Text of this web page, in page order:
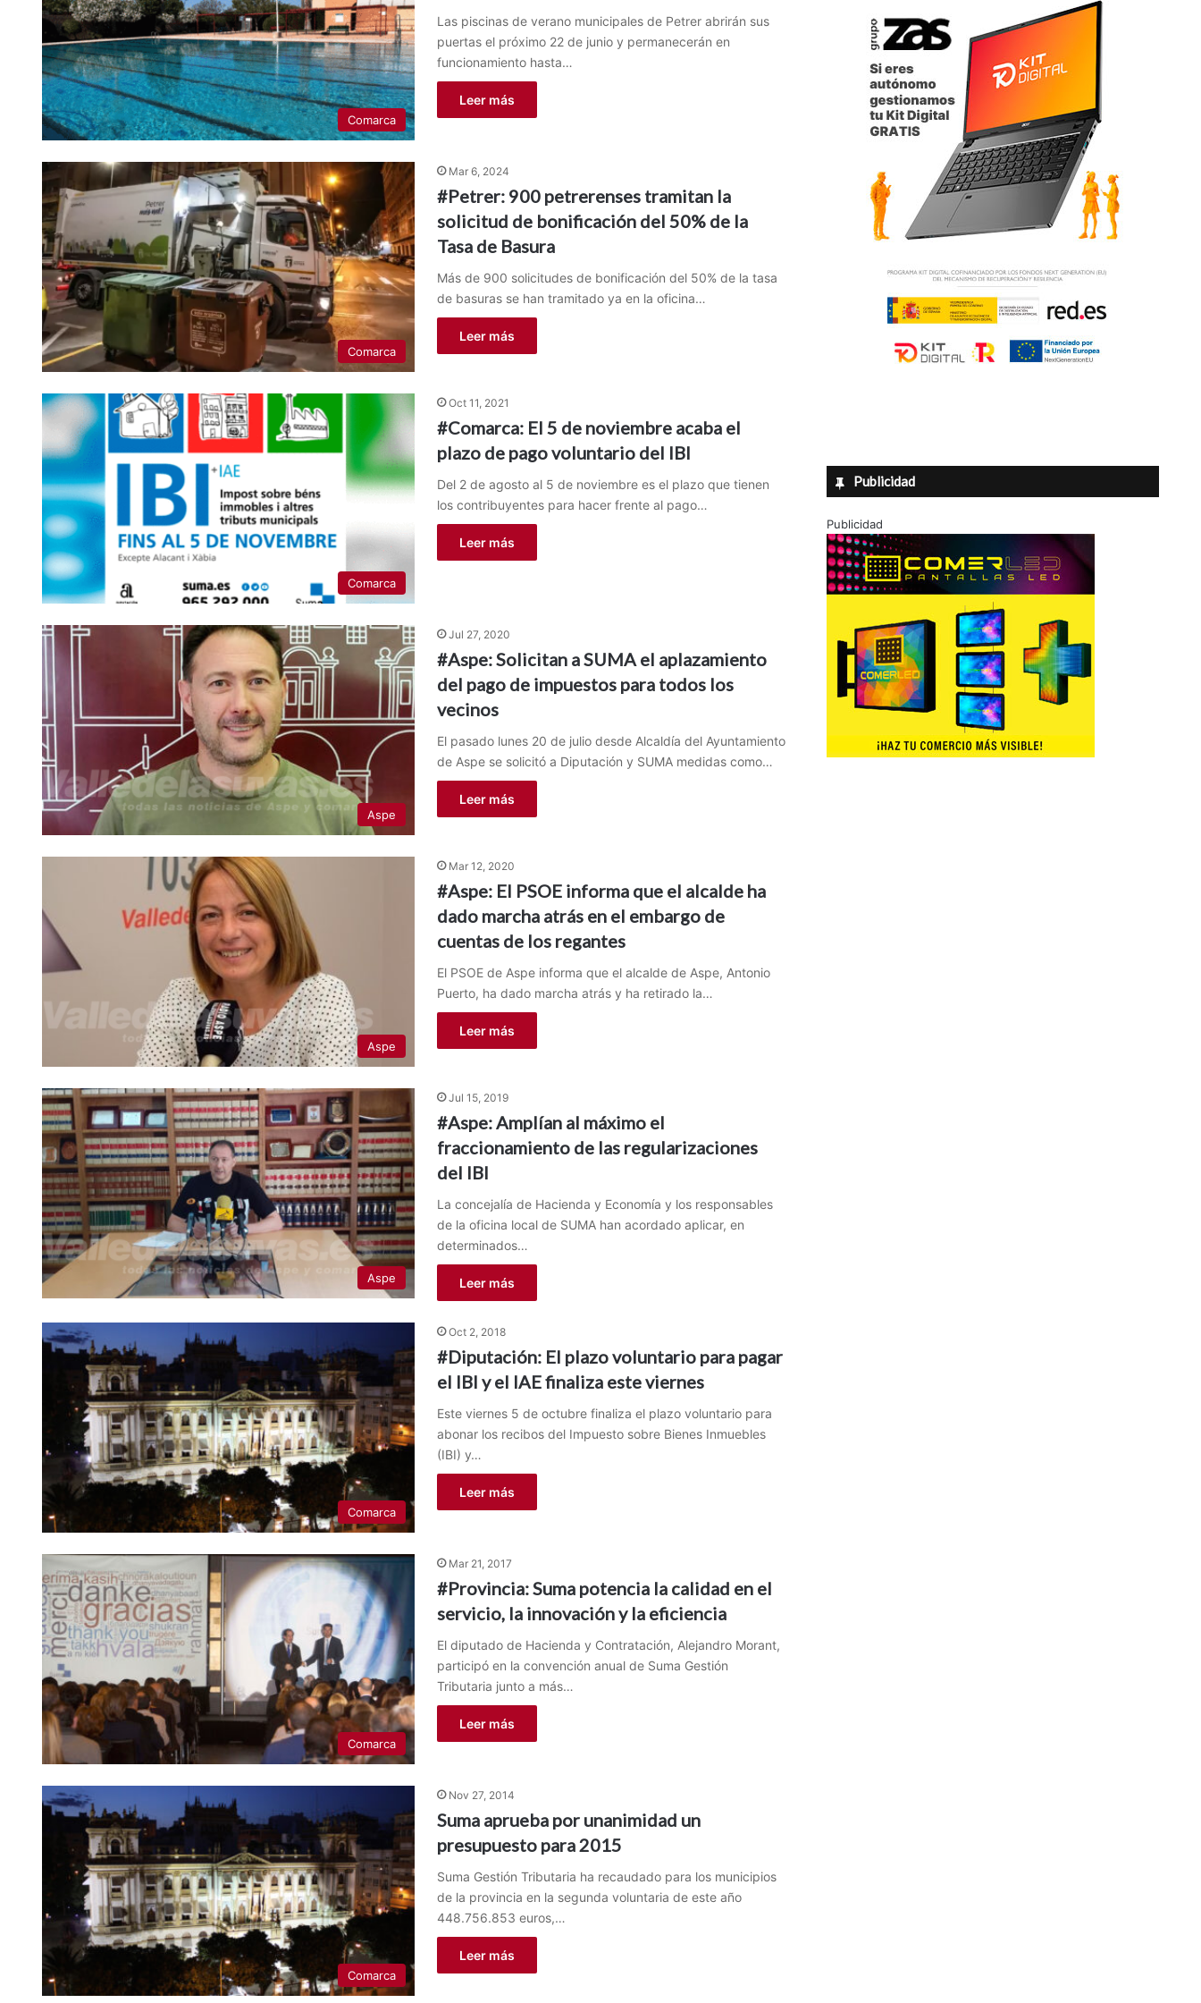
Comarca
Las piscinas de verano municipales de Petrer abrirán sus
puertas el próximo 22 de junio y permanecerán en
funcionamiento hasta…
Leer más
Comarca
Mar 6, 2024
#Petrer: 900 petrerenses tramitan la
solicitud de bonificación del 50% de la
Tasa de Basura
Más de 900 solicitudes de bonificación del 50% de la tasa
de basuras se han tramitado ya en la oficina…
Leer más
Comarca
Oct 11, 2021
#Comarca: El 5 de noviembre acaba el
plazo de pago voluntario del IBI
Del 2 de agosto al 5 de noviembre es el plazo que tienen
los contribuyentes para hacer frente al pago…
Leer más
Aspe
Jul 27, 2020
#Aspe: Solicitan a SUMA el aplazamiento
del pago de impuestos para todos los
vecinos
El pasado lunes 20 de julio desde Alcaldía del Ayuntamiento
de Aspe se solicitó a Diputación y SUMA medidas como…
Leer más
Aspe
Mar 12, 2020
#Aspe: El PSOE informa que el alcalde ha
dado marcha atrás en el embargo de
cuentas de los regantes
El PSOE de Aspe informa que el alcalde de Aspe, Antonio
Puerto, ha dado marcha atrás y ha retirado la…
Leer más
Aspe
Jul 15, 2019
#Aspe: Amplían al máximo el
fraccionamiento de las regularizaciones
del IBI
La concejalía de Hacienda y Economía y los responsables
de la oficina local de SUMA han acordado aplicar, en
determinados…
Leer más
Comarca
Oct 2, 2018
#Diputación: El plazo voluntario para pagar
el IBI y el IAE finaliza este viernes
Este viernes 5 de octubre finaliza el plazo voluntario para
abonar los recibos del Impuesto sobre Bienes Inmuebles
(IBI) y…
Leer más
Comarca
Mar 21, 2017
#Provincia: Suma potencia la calidad en el
servicio, la innovación y la eficiencia
El diputado de Hacienda y Contratación, Alejandro Morant,
participó en la convención anual de Suma Gestión
Tributaria junto a más…
Leer más
Comarca
Nov 27, 2014
Suma aprueba por unanimidad un
presupuesto para 2015
Suma Gestión Tributaria ha recaudado para los municipios
de la provincia en la segunda voluntaria de este año
448.756.853 euros,…
Leer más
Publicidad
Publicidad